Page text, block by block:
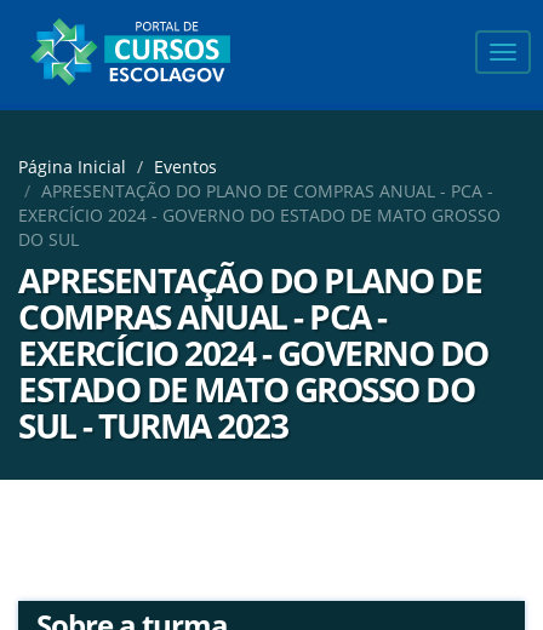
Página Inicial
Eventos
APRESENTAÇÃO DO PLANO DE COMPRAS ANUAL - PCA -
EXERCÍCIO 2024 - GOVERNO DO ESTADO DE MATO GROSSO
DO SUL
APRESENTAÇÃO DO PLANO DE
COMPRAS ANUAL - PCA -
EXERCÍCIO 2024 - GOVERNO DO
ESTADO DE MATO GROSSO DO
SUL - TURMA 2023